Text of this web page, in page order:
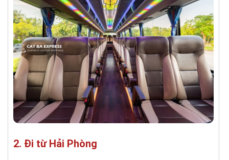
2. Đi từ Hải Phòng